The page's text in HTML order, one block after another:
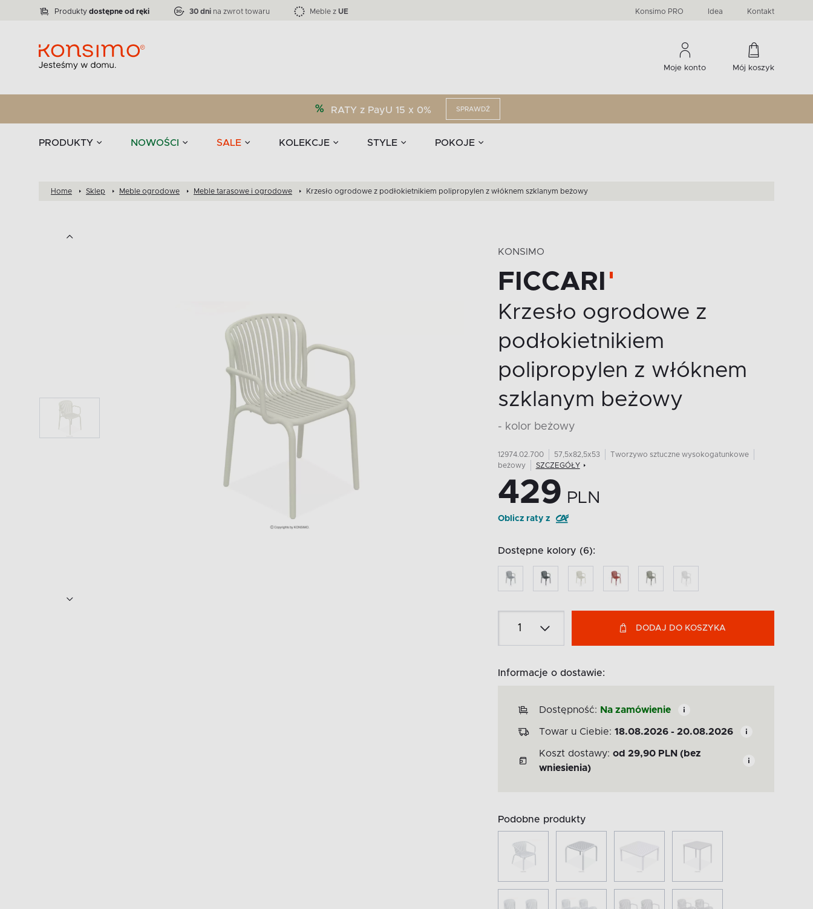
Produkty dostępne od ręki 30 dni na zwrot towaru Meble z UE Konsimo PRO Idea Kontakt
Moje konto Mój koszyk
RATY z PayU 15 x 0% SPRAWDŹ
PRODUKTY NOWOŚCI SALE KOLEKCJE STYLE POKOJE
Zastawy stołowe i akcesoria Komody, szafki RTV, witryny...
Kolekcja narożników RATLO -39 % Kolekcja mebli LOFTY -45 % -33 %
VICTO Liczba produktów:71 EPIRI Liczba produktów: Liczba produktów:60
ELEGANT Liczba produktów:864 TEENS Liczba produktów: Liczba produktów:274
stołowe
Home Sklep Meble ogrodowe Meble tarasowe i ogrodowe Krzesło ogrodowe z podłokietnikiem polipropylen z włóknem szklanym beżowy
KONSIMO
FICCARI
Krzesło ogrodowe z
podłokietnikiem
polipropylen z włóknem
szklanym beżowy
- kolor beżowy
12974.02.700 57,5x82,5x53
Tworzywo sztuczne wysokogatunkowe
beżowy
SZCZEGÓŁY
429 PLN
Oblicz raty z
Dostępne kolory (6):
DODAJ DO KOSZYKA
Informacje o dostawie:
Dostępność: Na zamówienie
Towar u Ciebie: 18.08.2026 - 20.08.2026
Koszt dostawy: od 29,90 PLN (bez
wniesienia)
Podobne produkty